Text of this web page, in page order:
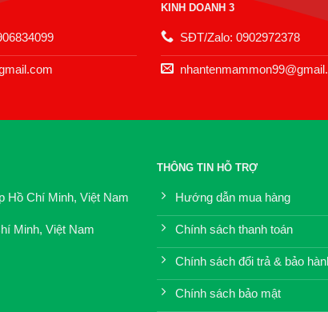
KINH DOANH 3
SĐT/Zalo: 0902972378
Hồ Chí Minh, Việt Nam
Minh, Việt Nam
THÔNG TIN HỖ TRỢ
Hướng dẫn mua hàng
Chính sách thanh toán
Chính sách đổi trả & bảo
Chính sách bảo mật